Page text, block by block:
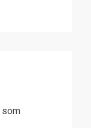
som